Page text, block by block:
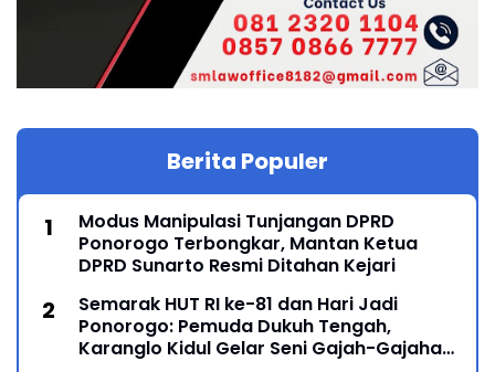
Berita Populer
Modus Manipulasi Tunjangan DPRD
Ponorogo Terbongkar, Mantan Ketua
DPRD Sunarto Resmi Ditahan Kejari
Semarak HUT RI ke-81 dan Hari Jadi
Ponorogo: Pemuda Dukuh Tengah,
Karanglo Kidul Gelar Seni Gajah-Gajahan,